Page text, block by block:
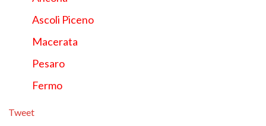
Ascoli Piceno
Macerata
Pesaro
Fermo
Tweet